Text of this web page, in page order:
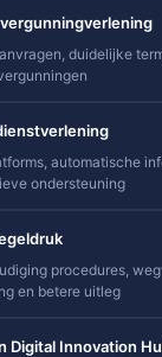
duidelijke
automatische
ondersteuning
procedures,
en betere uitleg
Digital Innovation